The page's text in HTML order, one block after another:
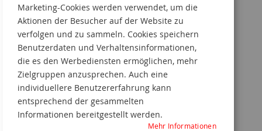
Bildgalerie
springen
Kabel unter Spannung
Anfang
Marketing-Cookies werden verwendet, um die
Aktionen der Besucher auf der Website zu
verfolgen und zu sammeln. Cookies speichern
Benutzerdaten und Verhaltensinformationen,
die es den Werbediensten ermöglichen, mehr
Zielgruppen anzusprechen. Auch eine
individuellere Benutzererfahrung kann
entsprechend der gesammelten
Informationen bereitgestellt werden.
Mehr Informationen